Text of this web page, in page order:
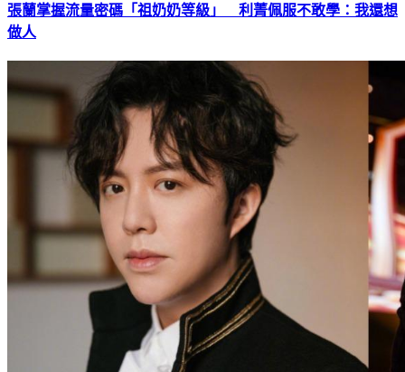
張蘭掌握流量密碼「祖奶奶等級」 利菁佩服不敢學：我還想
做人